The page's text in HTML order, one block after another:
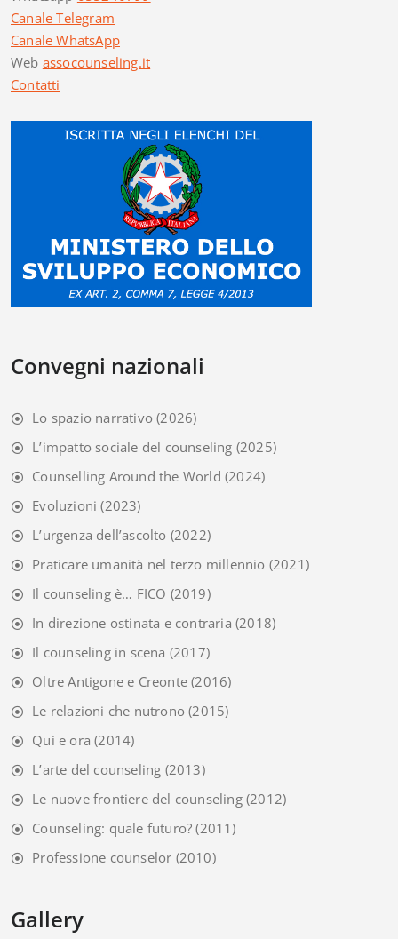
Canale Telegram
Canale WhatsApp
Web assocounseling.it
Contatti
Convegni nazionali
Lo spazio narrativo (2026)
L’impatto sociale del counseling (2025)
Counselling Around the World (2024)
Evoluzioni (2023)
L’urgenza dell’ascolto (2022)
Praticare umanità nel terzo millennio (2021)
Il counseling è… FICO (2019)
In direzione ostinata e contraria (2018)
Il counseling in scena (2017)
Oltre Antigone e Creonte (2016)
Le relazioni che nutrono (2015)
Qui e ora (2014)
L’arte del counseling (2013)
Le nuove frontiere del counseling(2012)
Counseling: quale futuro? (2011)
Professione counselor (2010)
Gallery